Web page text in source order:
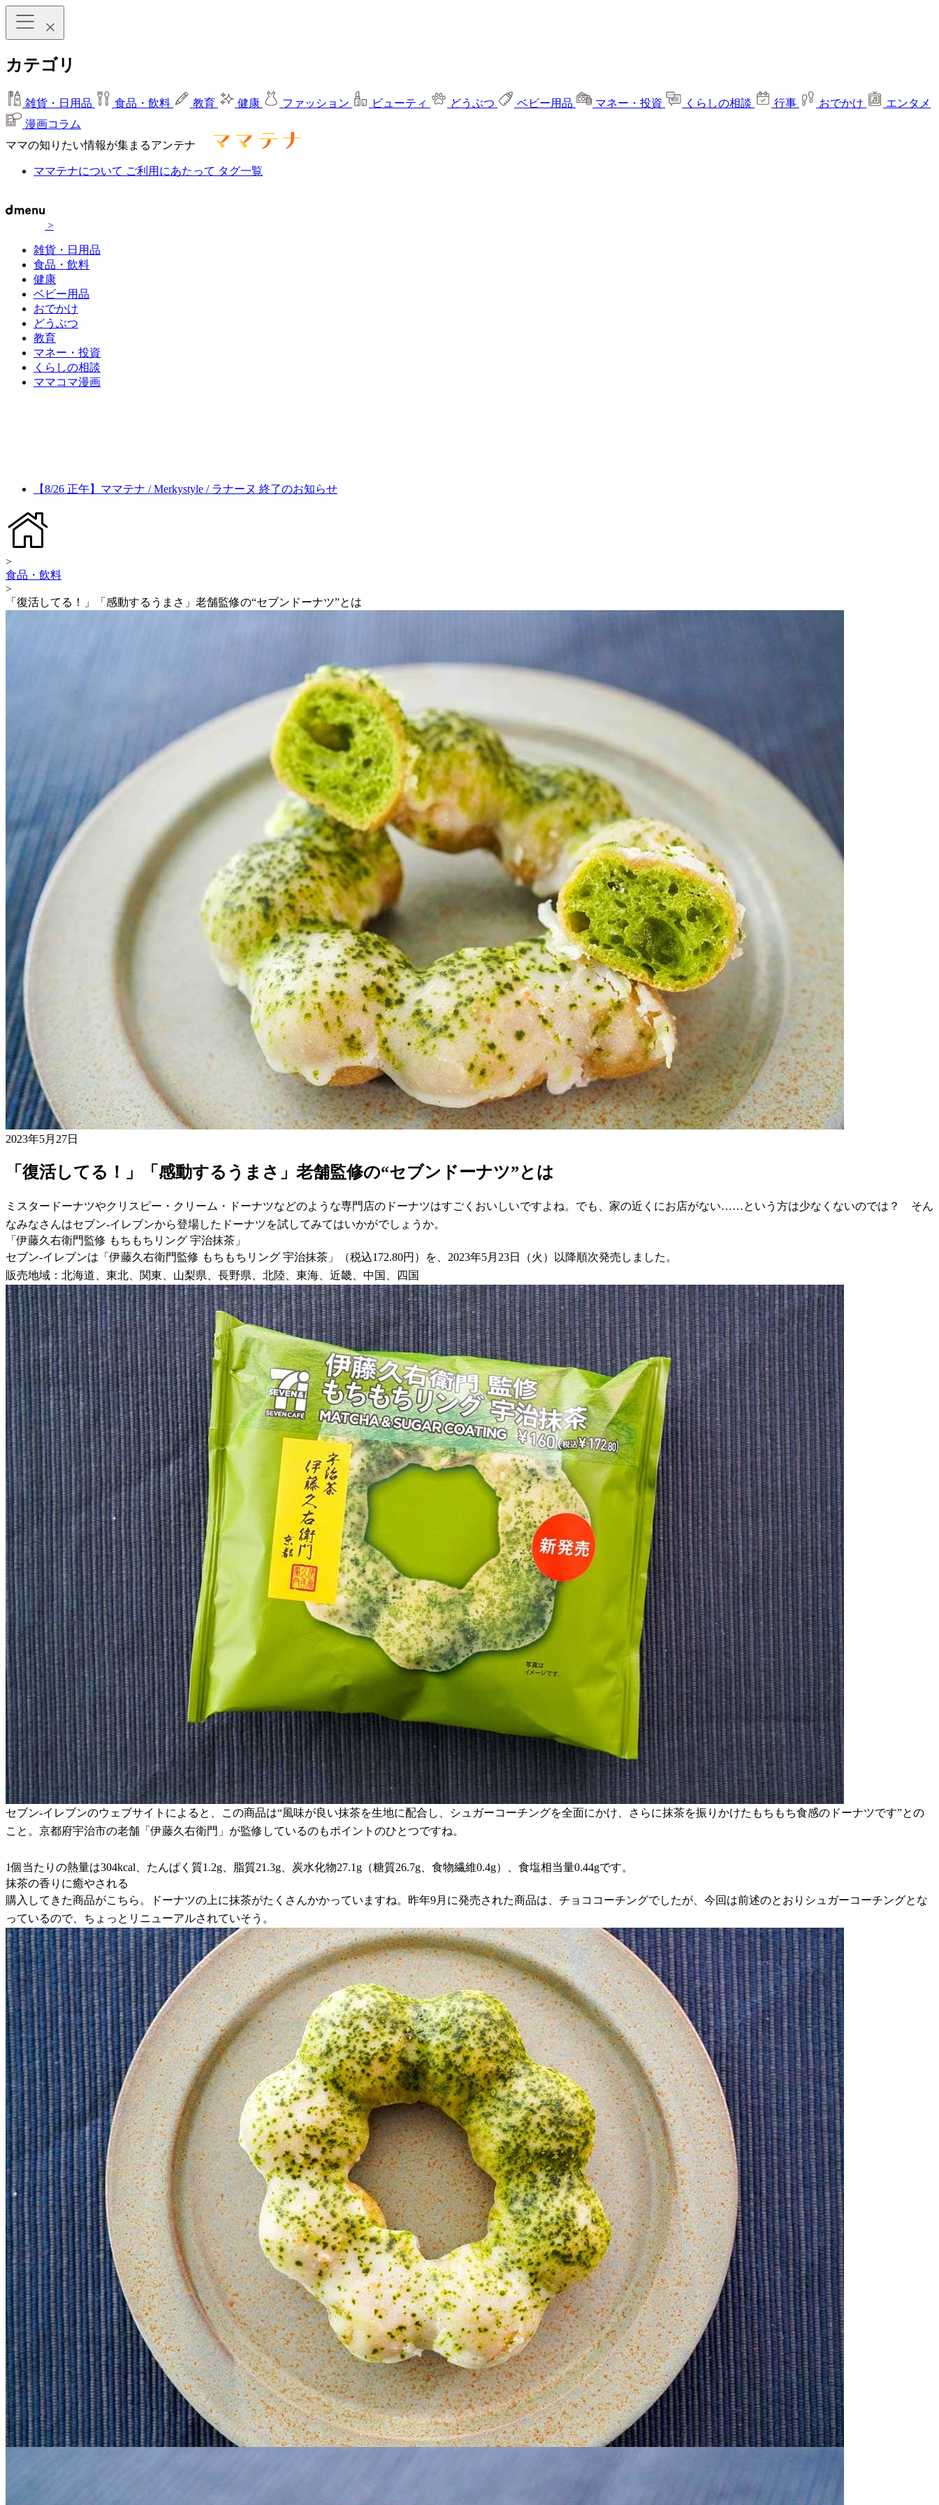
カテゴリ
雑貨・日用品 食品・飲料 教育 健康 ファッション ビューティ どうぶつ ベビー用品 マネー・投資 くらしの相談 行事 おでかけ
エンタメ
漫画コラム
ママの知りたい情報が集まるアンテナ
ママテナについて ご利用にあたって タグ一覧
>
雑貨・日用品
食品・飲料
健康
ベビー用品
おでかけ
どうぶつ
教育
マネー・投資
くらしの相談
ママコマ漫画
【8/26 正午】ママテナ / Merkystyle / ラナーヌ 終了のお知らせ
>
食品・飲料
>
「復活してる！」「感動するうまさ」老舗監修の“セブンドーナツ”とは
2023年5月27日
「復活してる！」「感動するうまさ」老舗監修の“セブンドーナツ”とは
ミスタードーナツやクリスピー・クリーム・ドーナツなどのような専門店のドーナツはすごくおいしいですよね。でも、家の近くにお店がない……という方は少なくないのでは？ そん
なみなさんはセブン-イレブンから登場したドーナツを試してみてはいかがでしょうか。
「伊藤久右衛門監修 もちもちリング 宇治抹茶」
セブン-イレブンは「伊藤久右衛門監修 もちもちリング 宇治抹茶」（税込172.80円）を、2023年5月23日（火）以降順次発売しました。
販売地域：北海道、東北、関東、山梨県、長野県、北陸、東海、近畿、中国、四国
セブン-イレブンのウェブサイトによると、この商品は“風味が良い抹茶を生地に配合し、シュガーコーチングを全面にかけ、さらに抹茶を振りかけたもちもち食感のドーナツです”との
こと。京都府宇治市の老舗「伊藤久右衛門」が監修しているのもポイントのひとつですね。
1個当たりの熱量は304kcal、たんぱく質1.2g、脂質21.3g、炭水化物27.1g（糖質26.7g、食物繊維0.4g）、食塩相当量0.44gです。
抹茶の香りに癒やされる
購入してきた商品がこちら。ドーナツの上に抹茶がたくさんかかっていますね。昨年9月に発売された商品は、チョココーチングでしたが、今回は前述のとおりシュガーコーチングとな
っているので、ちょっとリニューアルされていそう。